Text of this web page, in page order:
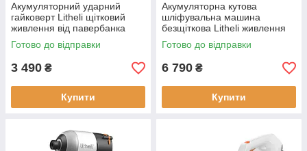
Акумуляторний ударний
гайковерт Litheli щітковий
живлення від павербанка
УМБ 20000 mAh 45 Вт
Готово до відправки
3 490 ₴
Купити
Акумуляторна кутова
шліфувальна машина
безщіткова Litheli живлення
від павербанку 20000 мАг 45
Вт
Готово до відправки
6 790 ₴
Купити